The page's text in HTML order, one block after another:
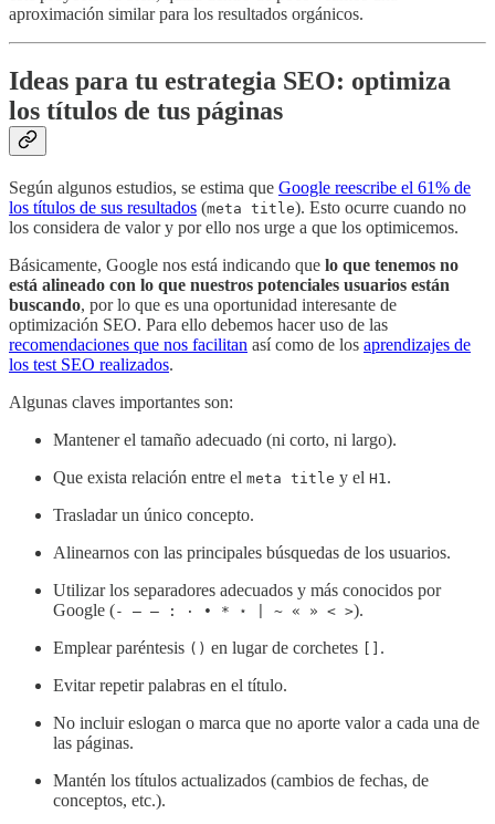
aproximación similar para los resultados orgánicos.
Ideas para tu estrategia SEO: optimiza
los títulos de tus páginas
Según algunos estudios, se estima que Google reescribe el 61% de
los títulos de sus resultados (meta title). Esto ocurre cuando no
los considera de valor y por ello nos urge a que los optimicemos.
Básicamente, Google nos está indicando que lo que tenemos no
está alineado con lo que nuestros potenciales usuarios están
buscando, por lo que es una oportunidad interesante de
optimización SEO. Para ello debemos hacer uso de las
recomendaciones que nos facilitan así como de los aprendizajes de
los test SEO realizados.
Algunas claves importantes son:
Mantener el tamaño adecuado (ni corto, ni largo).
Que exista relación entre el meta title y el H1 .
Trasladar un único concepto.
Alinearnos con las principales búsquedas de los usuarios.
Utilizar los separadores adecuados y más conocidos por
Google (​​- – — : · • * ⋆ | ~ « » < >).
Emplear paréntesis () en lugar de corchetes
.
Evitar repetir palabras en el título.
No incluir eslogan o marca que no aporte valor a cada una de
las páginas.
Mantén los títulos actualizados (cambios de fechas, de
conceptos, etc.).